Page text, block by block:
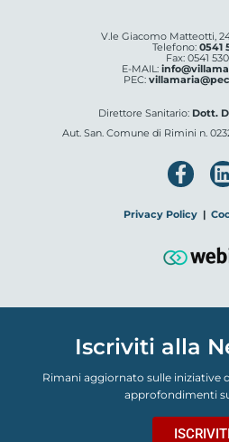
V.le Giacomo Matteotti,
Telefono: 0541
Fax: 0541
E-MAIL:
PEC:
Direttore Sanitario: Dott.
Aut. San. Comune di Rimini n.
Privacy Policy |
Iscriviti alla
Rimani aggiornato sulle iniziative
approfondimenti
ISCRIVITI